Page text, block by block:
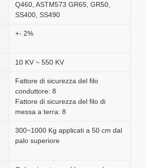
Q460, ASTM573 GR65, GR50,
SS400, SS490
+- 2%
10 KV ~ 550 KV
Fattore di sicurezza del filo
conduttore: 8
Fattore di sicurezza del filo di
messa a terra: 8
300~1000 Kg applicati a 50 cm dal
palo superiore